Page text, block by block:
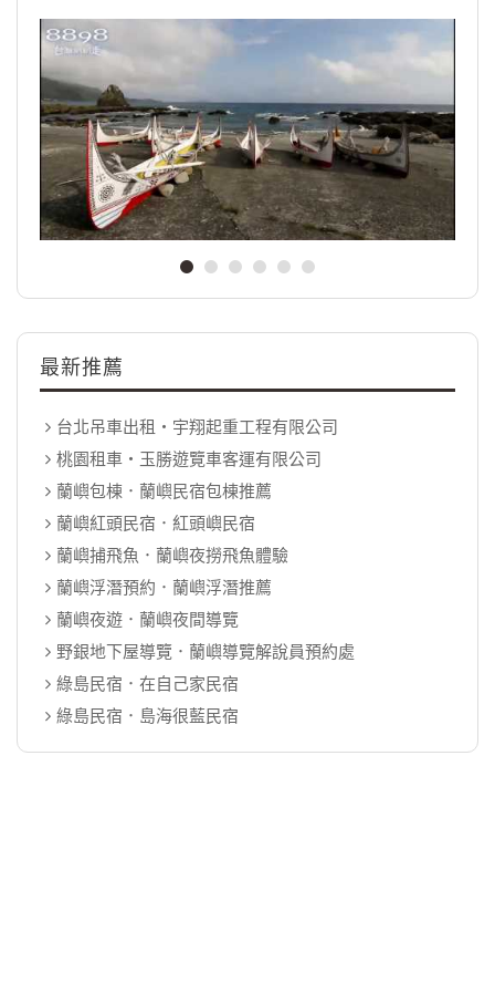
最新推薦
台北吊車出租‧宇翔起重工程有限公司
桃園租車‧玉勝遊覽車客運有限公司
蘭嶼包棟．蘭嶼民宿包棟推薦
蘭嶼紅頭民宿．紅頭嶼民宿
蘭嶼捕飛魚．蘭嶼夜撈飛魚體驗
蘭嶼浮潛預約．蘭嶼浮潛推薦
蘭嶼夜遊．蘭嶼夜間導覽
野銀地下屋導覽．蘭嶼導覽解說員預約處
綠島民宿．在自己家民宿
綠島民宿．島海很藍民宿